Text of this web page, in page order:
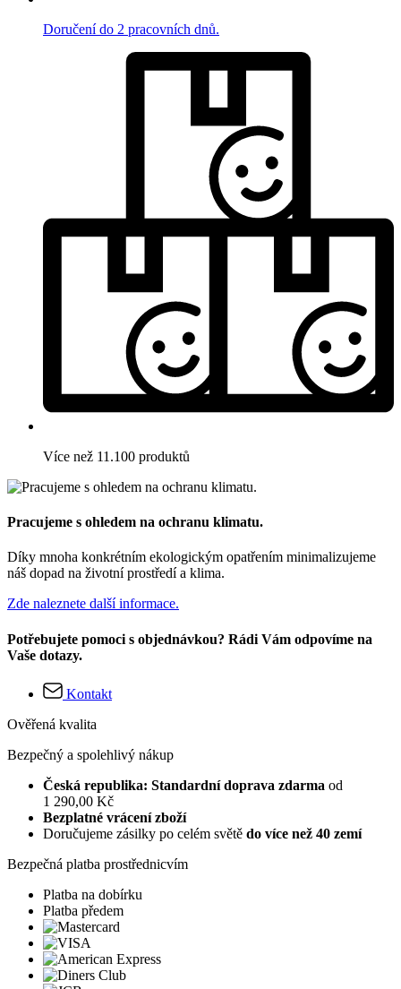
Doručení do 2 pracovních dnů.
Více než 11.100 produktů
Pracujeme s ohledem na ochranu klimatu.
Díky mnoha konkrétním ekologickým opatřením minimalizujeme
náš dopad na životní prostředí a klima.
Zde naleznete další informace.
Potřebujete pomoci s objednávkou? Rádi Vám odpovíme na
Vaše dotazy.
Kontakt
Ověřená kvalita
Bezpečný a spolehlivý nákup
Česká republika: Standardní doprava zdarma od
1 290,00 Kč
Bezplatné vrácení zboží
Doručujeme zásilky po celém světě do více než 40 zemí
Bezpečná platba prostřednicvím
Platba na dobírku
Platba předem